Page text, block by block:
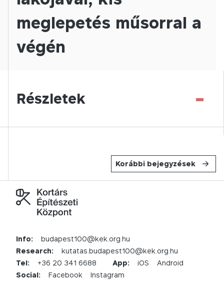
meglepetés műsorral a
végén
Részletek -
Korábbi bejegyzések
Info:
budapest100@kek.org.hu
Research:
kutatas.budapest100@kek.org.hu
Tel:
+36 20 341 6688 App: iOS
Android
Social:
Facebook Instagram